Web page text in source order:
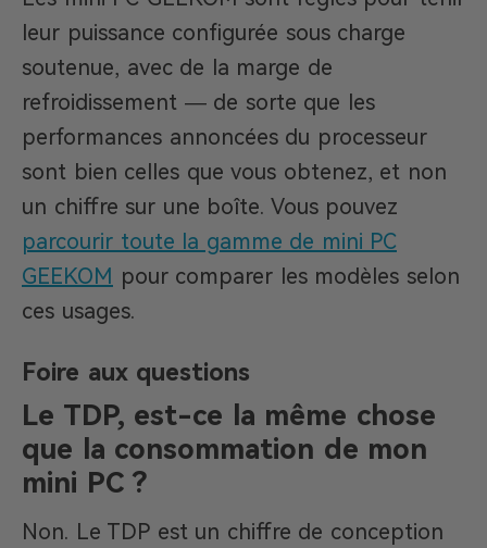
leur puissance configurée sous charge
soutenue, avec de la marge de
refroidissement — de sorte que les
performances annoncées du processeur
sont bien celles que vous obtenez, et non
un chiffre sur une boîte. Vous pouvez
parcourir toute la gamme de mini PC
GEEKOM pour comparer les modèles selon
ces usages.
Foire aux questions
Le TDP, est-ce la même chose
que la consommation de mon
mini PC ?
Non. Le TDP est un chiffre de conception